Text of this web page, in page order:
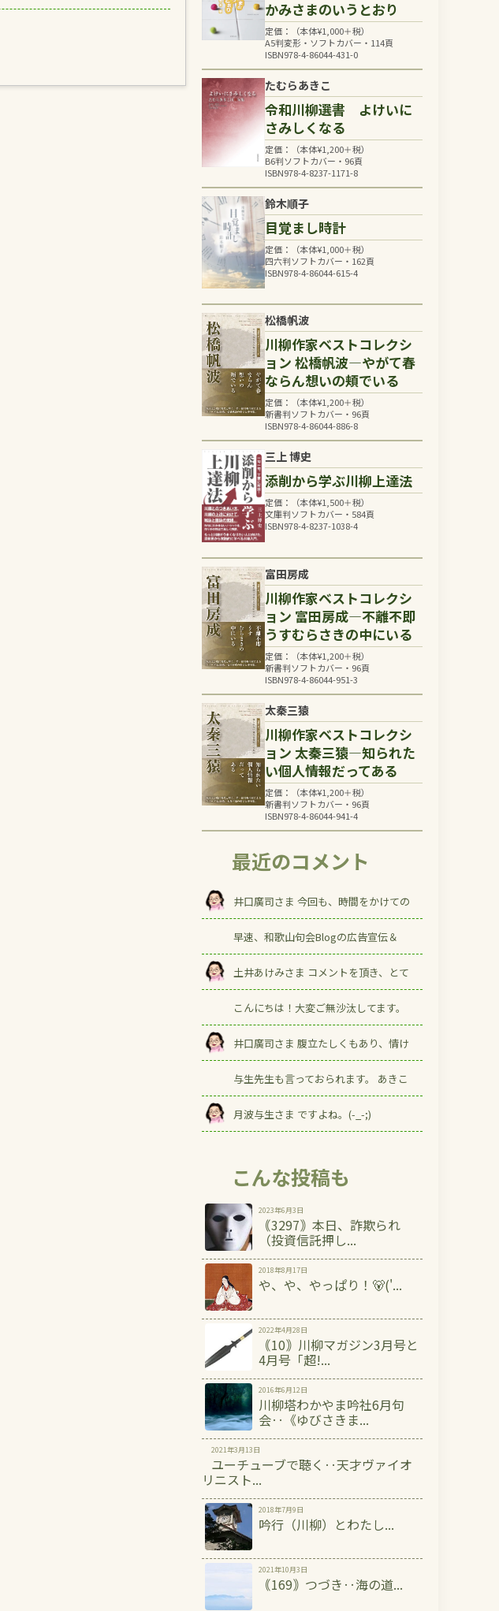
かみさまのいうとおり
定価：（本体¥1,000＋税）
A5判変形・ソフトカバー・114頁
ISBN978-4-86044-431-0
たむらあきこ
令和川柳選書 よけいに
さみしくなる
定価：（本体¥1,200＋税）
B6判ソフトカバー・96頁
ISBN978-4-8237-1171-8
鈴木順子
目覚まし時計
定価：（本体¥1,000＋税）
四六判ソフトカバー・162頁
ISBN978-4-86044-615-4
松橋帆波
川柳作家ベストコレクシ
ョン 松橋帆波―やがて春
ならん想いの頬でいる
定価：（本体¥1,200＋税）
新書判ソフトカバー・96頁
ISBN978-4-86044-886-8
三上 博史
添削から学ぶ川柳上達法
定価：（本体¥1,500＋税）
文庫判ソフトカバー・584頁
ISBN978-4-8237-1038-4
富田房成
川柳作家ベストコレクシ
ョン 富田房成―不離不即
うすむらさきの中にいる
定価：（本体¥1,200＋税）
新書判ソフトカバー・96頁
ISBN978-4-86044-951-3
太秦三猿
川柳作家ベストコレクシ
ョン 太秦三猿―知られた
い個人情報だってある
定価：（本体¥1,200＋税）
新書判ソフトカバー・96頁
ISBN978-4-86044-941-4
最近のコメント
井口廣司さま 今回も、時間をかけての
早速、和歌山句会Blogの広告宣伝＆
土井あけみさま コメントを頂き、とて
こんにちは！大変ご無沙汰してます。
井口廣司さま 腹立たしくもあり、情け
与生先生も言っておられます。 あきこ
月波与生さま ですよね。(-_-;)
こんな投稿も
2023年6月3日
｟3297｠本日、詐欺られ
（投資信託押し...
2018年8月17日
や、や、やっぱり！🐻('...
2022年4月28日
｟10｠川柳マガジン3月号と
4月号「超!...
2016年6月12日
川柳塔わかやま吟社6月句
会‥《ゆびさきま...
2021年3月13日
ユーチューブで聴く‥天才ヴァイオ
リニスト...
2018年7月9日
吟行（川柳）とわたし...
2021年10月3日
｟169｠つづき‥海の道...